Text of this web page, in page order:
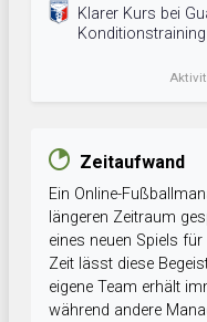
Klarer Kurs bei
Zeitaufwand
Ein Online-
längeren Zeitraum
eines neuen Spiels
Zeit lässt diese
eigene Team erhält
während andere